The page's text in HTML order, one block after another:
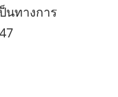
นทางการ